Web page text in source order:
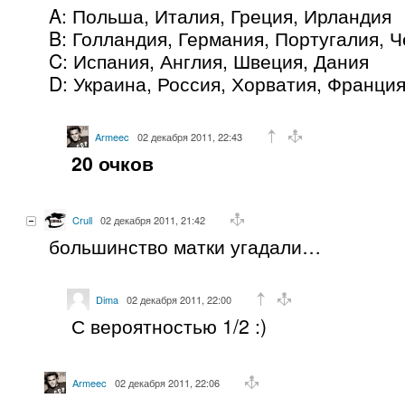
A: Польша, Италия, Греция, Ирландия
B: Голландия, Германия, Португалия,
C: Испания, Англия, Швеция, Дания
D: Украина, Россия, Хорватия, Франция
Armeec 02 декабря 2011, 22:43
20 очков
Crull 02 декабря 2011, 21:42
большинство матки угадали…
Dima 02 декабря 2011, 22:00
С вероятностью 1/2 :)
Armeec 02 декабря 2011, 22:06